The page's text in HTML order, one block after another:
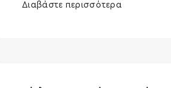
Διαβάστε περισσότερα